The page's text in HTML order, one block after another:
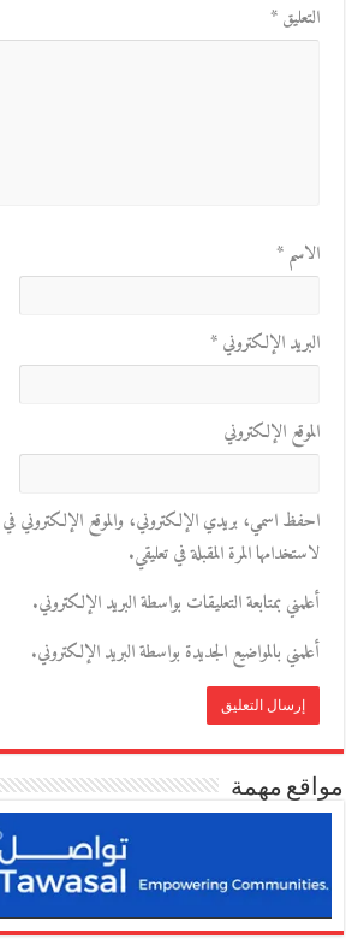
التعليق*
الاسم*
البريد الإلكتروني*
الموقع الإلكتروني
احفظ اسمي، بريدي الإلكتروني، والموقع الإلكتروني
لاستخدامها المرة المقبلة في تعليقي.
أعلمني بمتابعة التعليقات بواسطة البريد الإلكتروني.
أعلمني بالمواضيع الجديدة بواسطة البريد الإلكتروني.
مواقع مهمة